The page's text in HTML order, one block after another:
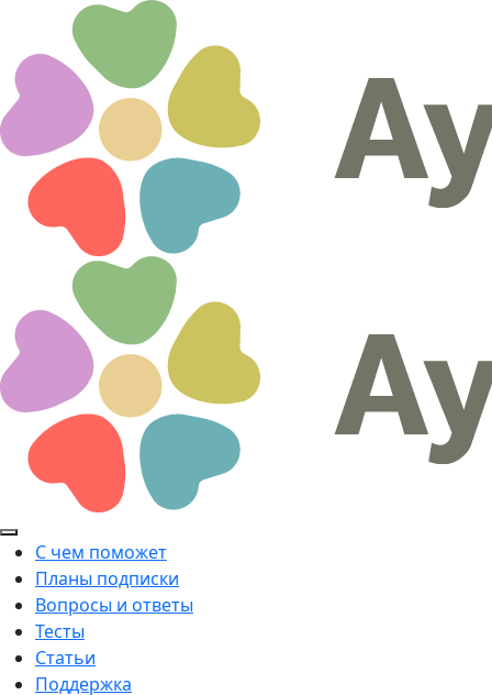
С чем поможет
Планы подписки
Вопросы и ответы
Тесты
Статьи
Поддержка